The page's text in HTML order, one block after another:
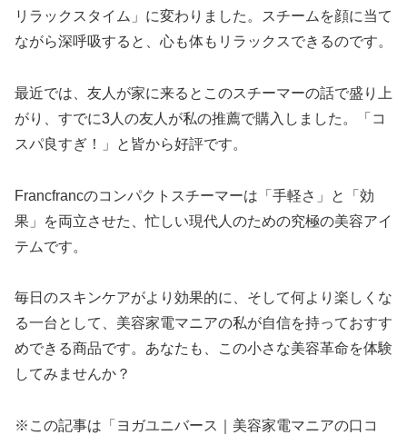
リラックスタイム」に変わりました。スチームを顔に当て
ながら深呼吸すると、心も体もリラックスできるのです。
最近では、友人が家に来るとこのスチーマーの話で盛り上
がり、すでに3人の友人が私の推薦で購入しました。「コ
スパ良すぎ！」と皆から好評です。
Francfrancのコンパクトスチーマーは「手軽さ」と「効
果」を両立させた、忙しい現代人のための究極の美容アイ
テムです。
毎日のスキンケアがより効果的に、そして何より楽しくな
る一台として、美容家電マニアの私が自信を持っておすす
めできる商品です。あなたも、この小さな美容革命を体験
してみませんか？
※この記事は「ヨガユニバース｜美容家電マニアの口コ